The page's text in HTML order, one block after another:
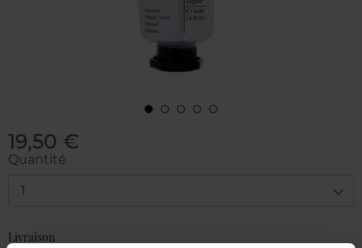
19,50 €
Quantité
1
Livraison